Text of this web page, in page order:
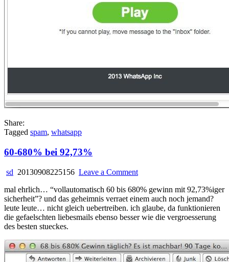
Share:
Tagged spam, whatsapp
60-680% bei 92,73%
sd 20130908225156 Leave a Commenton
680%
bei
92,73%
mal ehrlich… “vollautomatisch 60 bis 680% gewinn mit 92,73%iger
sicherheit”? und das geheimnis verraet einem auch noch jemand?
leute leute… nicht gleich uebertreiben. ich glaube, da funktionieren
die gefaelschten liebesmails ebenso besser wie die vergroesserung
des besten stueckes.